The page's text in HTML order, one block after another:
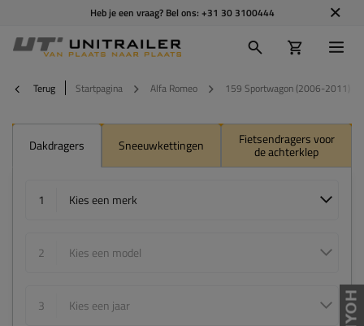
Heb je een vraag? Bel ons: +31 30 3100444
Terug Startpagina Alfa Romeo 159 Sportwagon (2006-2011)
Dakdragers Sneeuwkettingen Fietsendragers voor
de achterklep
1 Kies een merk
2 Kies een model
3 Kies een jaar